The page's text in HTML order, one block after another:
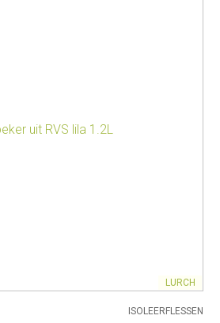
LURCH
ISOLEERFLESSEN